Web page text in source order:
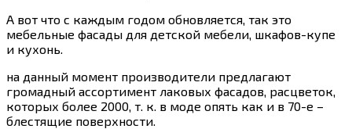
А вот что с каждым годом обновляется, так это
мебельные фасады для детской мебели, шкафов-купе
и кухонь.
на данный момент производители предлагают
громадный ассортимент лаковых фасадов, расцветок,
которых более 2000, т. к. в моде опять как и в 70-е –
блестящие поверхности.